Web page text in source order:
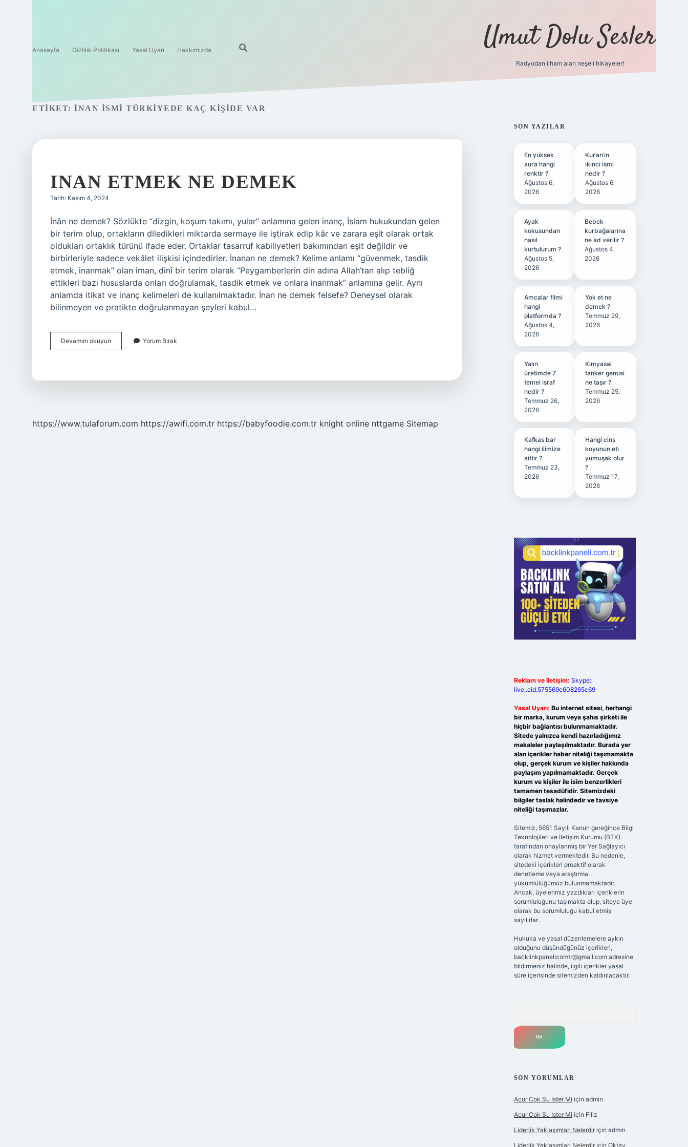
Anasayfa Gizlilik Politikası Yasal Uyarı Hakkımızda Umut Dolu Sesler
Radyodan ilham alan neşeli hikayeler!
ETIKET: İNAN ISMI TÜRKIYEDE KAÇ KIŞIDE VAR
INAN ETMEK NE DEMEK
Tarih: Kasım 4, 2024
İnân ne demek? Sözlükte “dizgin, koşum takımı, yular” anlamına gelen inanç, İslam hukukundan gelen
bir terim olup, ortakların diledikleri miktarda sermaye ile iştirak edip kâr ve zarara eşit olarak ortak
oldukları ortaklık türünü ifade eder. Ortaklar tasarruf kabiliyetleri bakımından eşit değildir ve
birbirleriyle sadece vekâlet ilişkisi içindedirler. İnanan ne demek? Kelime anlamı “güvenmek, tasdik
etmek, inanmak” olan iman, dinî bir terim olarak “Peygamberlerin din adına Allah’tan alıp tebliğ
ettikleri bazı hususlarda onları doğrulamak, tasdik etmek ve onlara inanmak” anlamına gelir. Aynı
anlamda itikat ve inanç kelimeleri de kullanılmaktadır. İnan ne demek felsefe? Deneysel olarak
bilinmeyen ve pratikte doğrulanmayan şeyleri kabul…
Devamını okuyun
Etmek
Yorum Bırak
https://www.tulaforum.com https://awifi.com.tr https://babyfoodie.com.tr knight online nttgame Sitemap
SIDEBAR
SON YAZILAR
En yüksek
aura hangi
renktir ?
Ağustos 6,
2026
Kur’an’ın
ikinci ismi
nedir ?
Ağustos 6,
2026
Ayak
kokusundan
nasıl
kurtulurum ?
Ağustos 5,
2026
Bebek
kurbağalarına
ne ad verilir ?
Ağustos 4,
2026
Amcalar filmi
hangi
platformda ?
Ağustos 4,
2026
Yok et ne
demek ?
Temmuz 29,
2026
Yalın
üretimde 7
temel israf
nedir ?
Temmuz 26,
2026
Kimyasal
tanker gemisi
ne taşır ?
Temmuz 25,
2026
Kafkas bar
hangi ilimize
aittir ?
Temmuz 23,
2026
Hangi cins
koyunun eti
yumuşak olur
?
Temmuz 17,
2026
Reklam ve İletişim: Skype:
live:.cid.575569c608265c69
Yasal Uyarı: Bu internet sitesi, herhangi
bir marka, kurum veya şahıs şirketi ile
hiçbir bağlantısı bulunmamaktadır.
Sitede yalnızca kendi hazırladığımız
makaleler paylaşılmaktadır. Burada yer
alan içerikler haber niteliği taşımamakta
olup, gerçek kurum ve kişiler hakkında
paylaşım yapılmamaktadır. Gerçek
kurum ve kişiler ile isim benzerlikleri
tamamen tesadüfidir. Sitemizdeki
bilgiler taslak halindedir ve tavsiye
niteliği taşımazlar.
Sitemiz, 5651 Sayılı Kanun gereğince Bilgi
Teknolojileri ve İletişim Kurumu (BTK)
tarafından onaylanmış bir Yer Sağlayıcı
olarak hizmet vermektedir. Bu nedenle,
sitedeki içerikleri proaktif olarak
denetleme veya araştırma
yükümlülüğümüz bulunmamaktadır.
Ancak, üyelerimiz yazdıkları içeriklerin
sorumluluğunu taşımakta olup, siteye üye
olarak bu sorumluluğu kabul etmiş
sayılırlar.
Hukuka ve yasal düzenlemelere aykırı
olduğunu düşündüğünüz içerikleri,
backlinkpanelicomtr@gmail.comadresine
bildirmeniz halinde, ilgili içerikler yasal
süre içerisinde sitemizden kaldırılacaktır.
SON YORUMLAR
Acur Cok Su Ister Mi için admin
Acur Cok Su Ister Mi için Filiz
Liderlik Yaklaşımları Nelerdiriçin admin
Liderlik Yaklaşımları Nelerdiriçin Oktay